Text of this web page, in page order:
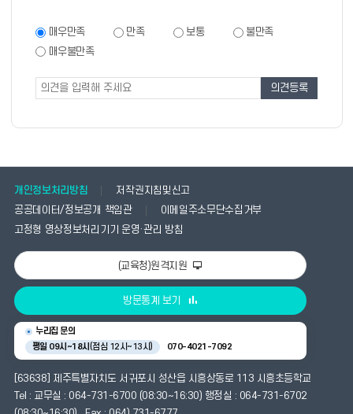
만
족
조
사
매우만족 만족 보통
불만족
매우불만족
개인정보처리방침
저작권지침및신고
공공데이터/정보공개 책임관
이메일주소무단수집거부
고정형 영상정보처리기기 운영·관리 방침
(교육청)원격지원
방문통계 보기
누리집 문의
평일 09시~18시 (점심 12시~13시) 070-4021-7092
[63638] 제주특별자치도 서귀포시 성산읍 시흥상동로 113 시흥초등학교
Tel : 교무실 : 064-731-6700 (08:30~16:30) 행정실 : 064-731-6702